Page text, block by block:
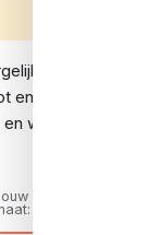
je bij 1
en met 42 is er
welke maten